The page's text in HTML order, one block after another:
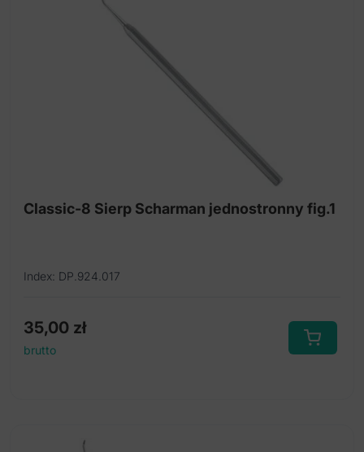
Classic-8 Sierp Scharman jednostronny fig.1
Index: DP.924.017
35,00 zł
brutto